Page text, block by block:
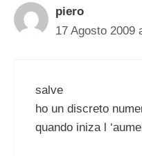
piero
17 Agosto 2009
salve
ho un discreto
quando iniza l